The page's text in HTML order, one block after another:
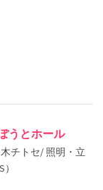
うとホール
チトセ/ 照明・立